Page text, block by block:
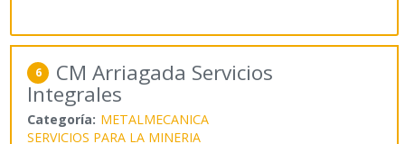
6 CM Arriagada Servicios
Integrales
Categoría: METALMECANICA
SERVICIOS PARA LA MINERIA